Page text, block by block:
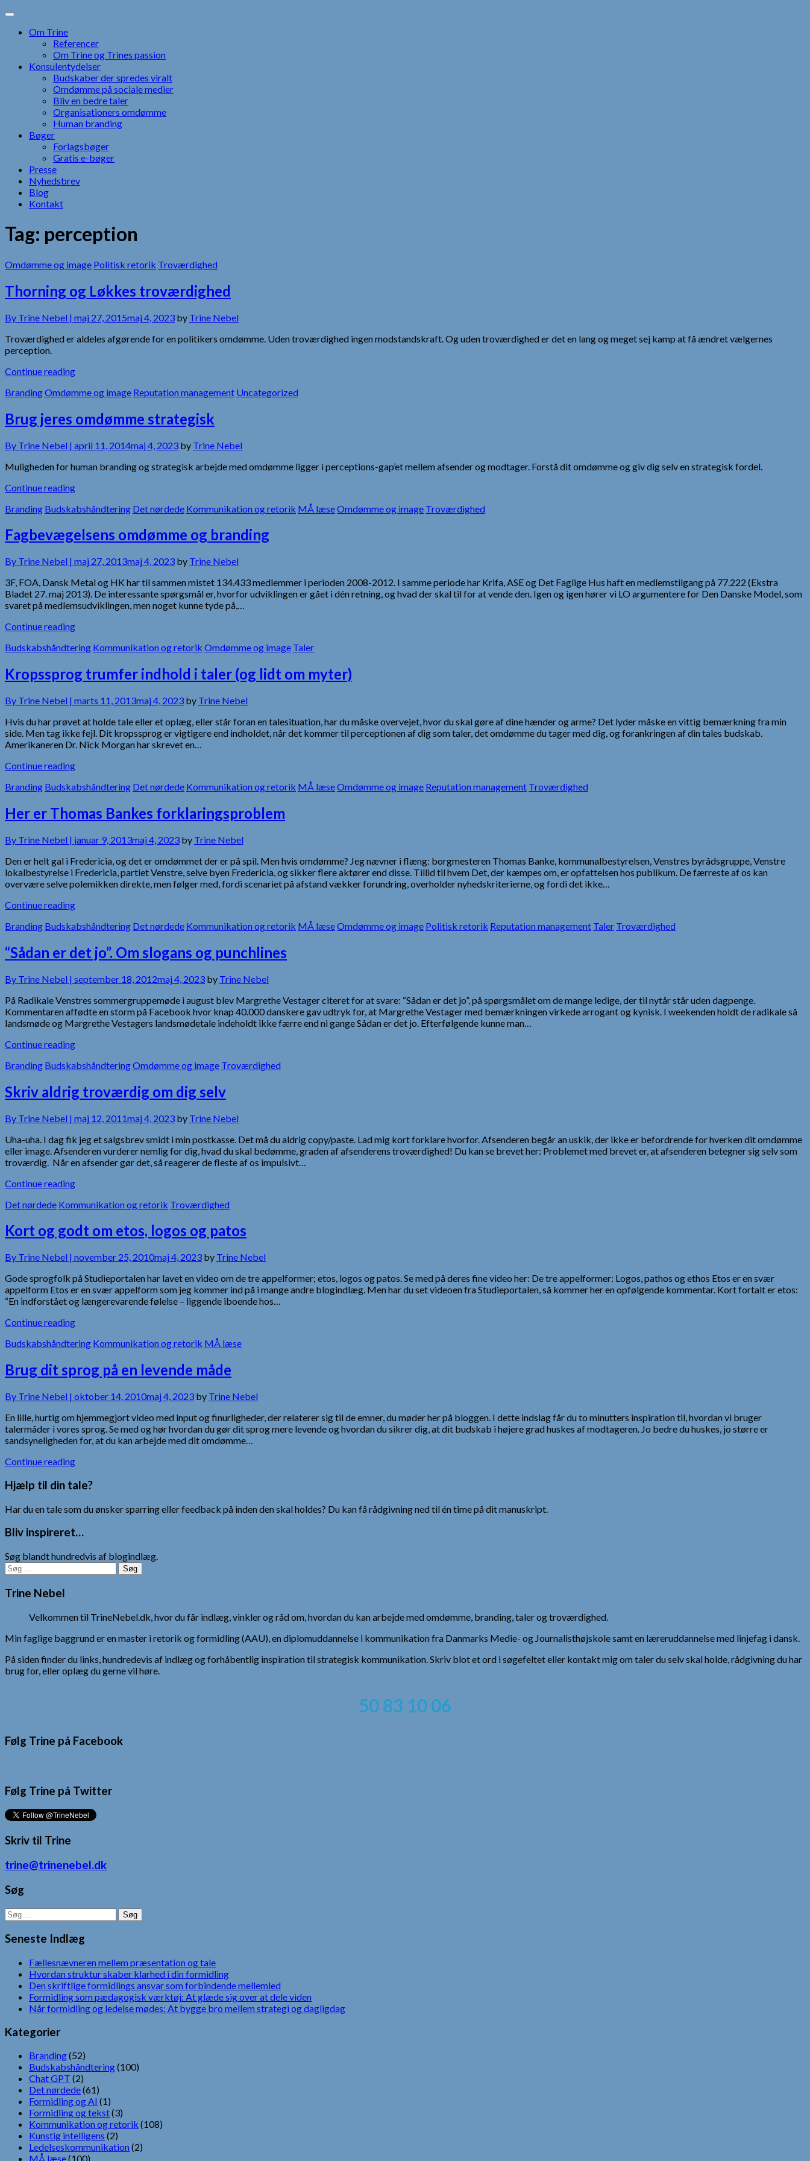
Skip
contentOm Trine
Referencer
Om Trine og Trines passion
Konsulentydelser
Budskaber der spredes viralt
Omdømme på sociale medier
Bliv en bedre taler
Organisationers omdømme
Human branding
Bøger
Forlagsbøger
Gratis e-bøger
Presse
Nyhedsbrev
Blog
Kontakt
Tag: perception
Omdømme og image Politisk retorik Troværdighed
Thorning og Løkkes troværdighed
By Trine Nebel | maj 27, 2015maj 4, 2023 by Trine Nebel
Troværdighed er aldeles afgørende for en politikers omdømme. Uden troværdighed ingen modstandskraft. Og uden troværdighed er det en lang og meget sej kamp at få ændret vælgernes
perception.
Continue reading
BrandingOmdømme og image Reputation management Uncategorized
Brug jeres omdømme strategisk
By Trine Nebel | april 11, 2014maj 4, 2023 by Trine Nebel
Muligheden for human branding og strategisk arbejde med omdømme ligger i perceptions-gap’et mellem afsender og modtager. Forstå dit omdømme og giv dig selv en strategisk fordel.
Continue reading
Branding Budskabshåndtering Det nørdede Kommunikation og retorik MÅ læseOmdømme og image Troværdighed
Fagbevægelsens omdømme og branding
By Trine Nebel | maj 27, 2013maj 4, 2023 by Trine Nebel
3F, FOA, Dansk Metal og HK har til sammen mistet 134.433 medlemmer i perioden 2008-2012. I samme periode har Krifa, ASE og Det Faglige Hus haft en medlemstilgang på 77.222 (Ekstra
Bladet 27. maj 2013). De interessante spørgsmål er, hvorfor udviklingen er gået i dén retning, og hvad der skal til for at vende den. Igen og igen hører vi LO argumentere for Den Danske Model, som
svaret på medlemsudviklingen, men noget kunne tyde på,…
Continue reading
Budskabshåndtering Kommunikation og retorik Omdømme og image Taler
Kropssprog trumfer indhold i taler (og lidt om myter)
By Trine Nebel | marts 11, 2013maj 4, 2023 by Trine Nebel
Hvis du har prøvet at holde tale eller et oplæg, eller står foran en talesituation, har du måske overvejet, hvor du skal gøre af dine hænder og arme? Det lyder måske en vittig bemærkning fra min
side. Men tag ikke fejl. Dit kropssprog er vigtigere end indholdet, når det kommer til perceptionen af dig som taler, det omdømme du tager med dig, og forankringen af din tales budskab.
Amerikaneren Dr. Nick Morgan har skrevet en…
Continue reading
Branding Budskabshåndtering Det nørdede Kommunikation og retorik MÅ læseOmdømme og image Reputation management Troværdighed
Her er Thomas Bankes forklaringsproblem
By Trine Nebel | januar 9, 2013maj 4, 2023 by Trine Nebel
Den er helt gal i Fredericia, og det er omdømmet der er på spil. Men hvis omdømme? Jeg nævner i flæng: borgmesteren Thomas Banke, kommunalbestyrelsen, Venstres byrådsgruppe, Venstre
lokalbestyrelse i Fredericia, partiet Venstre, selve byen Fredericia, og sikker flere aktører end disse. Tillid til hvem Det, der kæmpes om, er opfattelsen hos publikum. De færreste af os kan
overvære selve polemikken direkte, men følger med, fordi scenariet på afstand vækker forundring, overholder nyhedskriterierne, og fordi det ikke…
Continue reading
Branding Budskabshåndtering Det nørdede Kommunikation og retorik MÅ læseOmdømme og image Politisk retorik Reputation management Taler Troværdighed
“Sådan er det jo”. Om slogans og punchlines
By Trine Nebel | september 18, 2012maj 4, 2023 by Trine Nebel
På Radikale Venstres sommergruppemøde i august blev Margrethe Vestager citeret for at svare: “Sådan er det jo”, på spørgsmålet om de mange ledige, der til nytår står uden dagpenge.
Kommentaren affødte en storm på Facebook hvor knap 40.000 danskere gav udtryk for, at Margrethe Vestager med bemærkningen virkede arrogant og kynisk. I weekenden holdt de radikale så
landsmøde og Margrethe Vestagers landsmødetale indeholdt ikke færre end ni gange Sådan er det jo. Efterfølgende kunne man…
Continue reading
Branding BudskabshåndteringOmdømme og image Troværdighed
Skriv aldrig troværdig om dig selv
By Trine Nebel | maj 12, 2011maj 4, 2023 by Trine Nebel
Uha-uha. I dag fik jeg et salgsbrev smidt i min postkasse. Det må du aldrig copy/paste. Lad mig kort forklare hvorfor. Afsenderen begår an uskik, der ikke er befordrende for hverken dit omdømme
eller image. Afsenderen vurderer nemlig for dig, hvad du skal bedømme, graden af afsenderens troværdighed! Du kan se brevet her: Problemet med brevet er, at afsenderen betegner sig selv som
troværdig. Når en afsender gør det, så reagerer de fleste af os impulsivt…
Continue reading
Det nørdede Kommunikation og retorik Troværdighed
Kort og godt om etos, logos og patos
By Trine Nebel | november 25, 2010maj 4, 2023 by Trine Nebel
Gode sprogfolk på Studieportalen har lavet en video om de tre appelformer; etos, logos og patos. Se med på deres fine video her: De tre appelformer: Logos, pathos og ethos Etos er en svær
appelform Etos er en svær appelform som jeg kommer ind på i mange andre blogindlæg. Men har du set videoen fra Studieportalen, så kommer her en opfølgende kommentar. Kort fortalt er etos:
“En indforstået og længerevarende følelse – liggende iboende hos…
Continue reading
Budskabshåndtering Kommunikation og retorik MÅ læse
Brug dit sprog på en levende måde
By Trine Nebel | oktober 14, 2010maj 4, 2023 by Trine Nebel
En lille, hurtig om hjemmegjort video med input og finurligheder, der relaterer sig til de emner, du møder her på bloggen. I dette indslag får du to minutters inspiration til, hvordan vi bruger
talermåder i vores sprog. Se med og hør hvordan du gør dit sprog mere levende og hvordan du sikrer dig, at dit budskab i højere grad huskes af modtageren. Jo bedre du huskes, jo større er
sandsyneligheden for, at du kan arbejde med dit omdømme…
Continue reading
Hjælp til din tale?
Har du en tale som du ønsker sparring eller feedback på inden den skal holdes? Du kan få rådgivning ned til én time på dit manuskript.
Bliv inspireret…
Søg blandt hundredvis af blogindlæg.
Søg
efter:
Trine Nebel
Velkommen til TrineNebel.dk, hvor du får indlæg, vinkler og råd om, hvordan du kan arbejde med omdømme, branding, taler og troværdighed.
Min faglige baggrund er en master i retorik og formidling (AAU), en diplomuddannelse i kommunikation fra Danmarks Medie- og Journalisthøjskole samt en læreruddannelse med linjefag i dansk.
På siden finder du links, hundredevis af indlæg og forhåbentlig inspiration til strategisk kommunikation. Skriv blot et ord i søgefeltet eller kontakt mig om taler du selv skal holde, rådgivning du har
brug for, eller oplæg du gerne vil høre.
50 83 10 06
Følg Trine på Facebook
Følg Trine på Twitter
Skriv til Trine
trine@trinenebel.dk
Søg
Søg
efter:
Seneste Indlæg
Fællesnævneren mellem præsentation og tale
Hvordan struktur skaber klarhed i din formidling
Den skriftlige formidlings ansvar som forbindende mellemled
Formidling som pædagogisk værktøj: At glæde sig over at dele viden
Når formidling og ledelse mødes: At bygge bro mellem strategi og dagligdag
Kategorier
Branding(52)
Budskabshåndtering(100)
Chat GPT (2)
Det nørdede(61)
Formidling og AI (1)
Formidling og tekst(3)
Kommunikation og retorik (108)
Kunstig intelligens (2)
Ledelseskommunikation (2)
MÅ læse(100)